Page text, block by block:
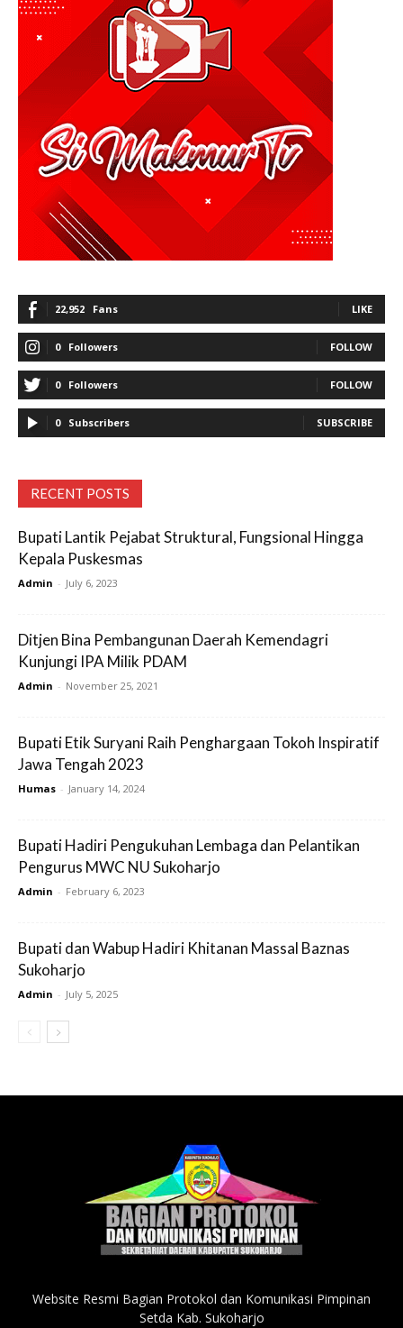
22,952 Fans LIKE
0 Followers FOLLOW
0 Followers FOLLOW
0 Subscribers SUBSCRIBE
RECENT POSTS
Bupati Lantik Pejabat Struktural, Fungsional Hingga
Kepala Puskesmas
Admin - July 6, 2023
Ditjen Bina Pembangunan Daerah Kemendagri
Kunjungi IPA Milik PDAM
Admin - November 25, 2021
Bupati Etik Suryani Raih Penghargaan Tokoh Inspiratif
Jawa Tengah 2023
Humas - January 14, 2024
Bupati Hadiri Pengukuhan Lembaga dan Pelantikan
Pengurus MWC NU Sukoharjo
Admin - February 6, 2023
Bupati dan Wabup Hadiri Khitanan Massal Baznas
Sukoharjo
Admin - July 5, 2025
Website Resmi Bagian Protokol dan Komunikasi Pimpinan
Setda Kab. Sukoharjo